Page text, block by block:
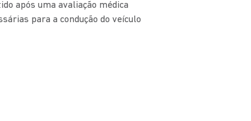
após uma avaliação médica
para a condução do veículo